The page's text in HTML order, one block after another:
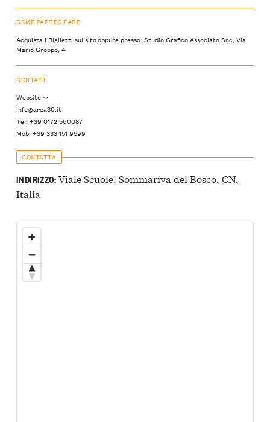
COME PARTECIPARE
Acquista i Biglietti sul sito oppure presso: Studio Grafico Associato Snc, Via
Mario Groppo, 4
CONTATTI
Website ↝
info@area30.it
Tel: +39 0172 560087
Mob: +39 333 151 9599
CONTATTA
INDIRIZZO:Viale Scuole, Sommariva del Bosco, CN,
Italia